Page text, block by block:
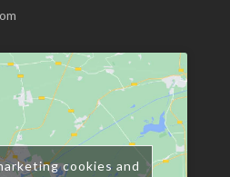
cookies and